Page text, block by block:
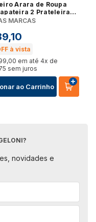
Arara de Roupa
2 Prateleiras
ABS 93CM para
MARCAS
,10
à vista
,00 em até 4x de
sem juros
ao Carrinho
novidades e